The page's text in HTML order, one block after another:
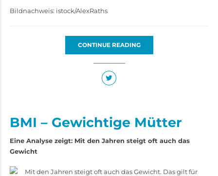
Bildnachweis: istock/AlexRaths
CONTINUE READING
BMI – Gewichtige Mütter
Eine Analyse zeigt: Mit den Jahren steigt oft auch das
Gewicht
Mit den Jahren steigt oft auch das Gewicht. Das gilt für